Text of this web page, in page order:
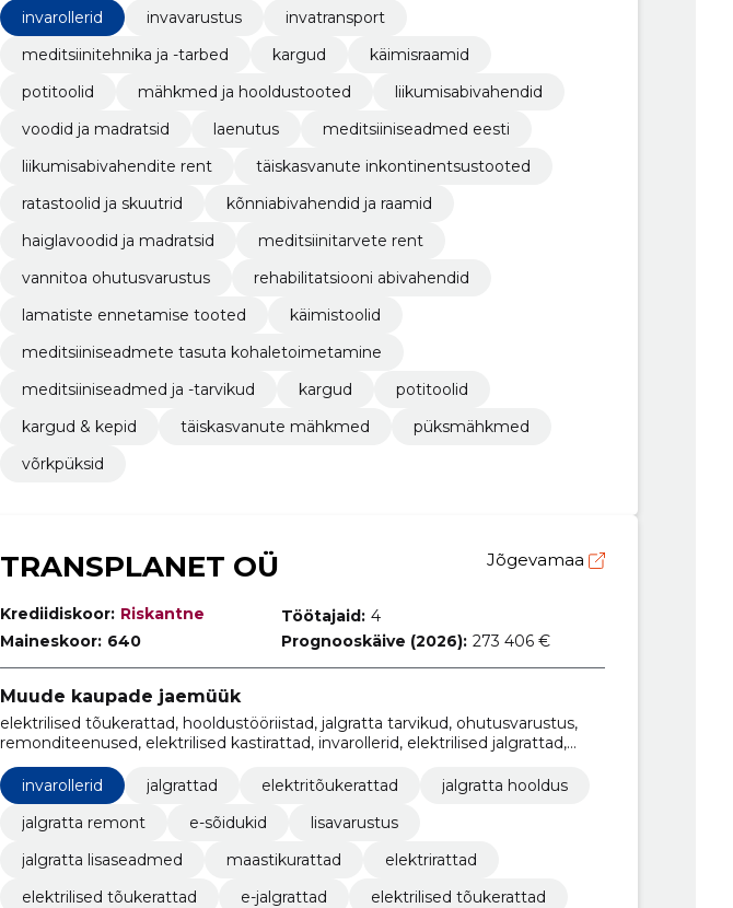
invarollerid invavarustus
invatransport
meditsiinitehnika ja -tarbed
kargud
käimisraamid
potitoolid
mähkmed ja hooldustooted
liikumisabivahendid
voodid ja madratsid
laenutus
meditsiiniseadmed eesti
liikumisabivahendite rent
täiskasvanute inkontinentsustooted
ratastoolid ja skuutrid
kõnniabivahendid ja raamid
haiglavoodid ja madratsid
meditsiinitarvete rent
vannitoa ohutusvarustus
rehabilitatsiooni abivahendid
lamatiste ennetamise tooted
käimistoolid
meditsiiniseadmete tasuta kohaletoimetamine
meditsiiniseadmed ja -tarvikud
kargud
potitoolid
kargud & kepid
täiskasvanute mähkmed
püksmähkmed
võrkpüksid
TRANSPLANET OÜ Jõgevamaa
Krediidiskoor: Riskantne
Maineskoor: 640
Töötajaid: 4
Prognooskäive (2026): 273 406 €
Muude kaupade jaemüük
elektrilised tõukerattad, hooldustööriistad, jalgratta tarvikud, ohutusvarustus,
remonditeenused, elektrilised kastirattad, invarollerid, elektrilised jalgrattad,
invarollerid
jalgrattad elektritõukerattad
jalgratta hooldus
jalgratta remont
e-sõidukid
lisavarustus
jalgratta lisaseadmed
maastikurattad
elektrirattad
elektrilised tõukerattad
e-jalgrattad
elektrilised tõukerattad